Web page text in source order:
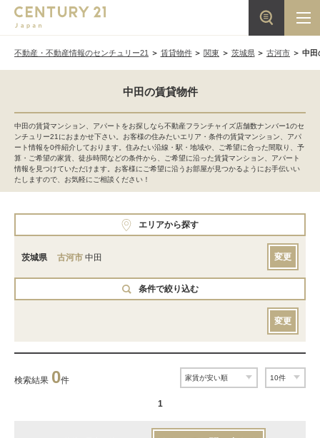
不動産・不動産情報のセンチュリー21 賃貸物件 関東 茨城県 古河市 中田
中田の賃貸物件
中田の賃貸マンション、アパートをお探しなら不動産フランチャイズ店舗数ナンバー1のセ
ンチュリー21におまかせ下さい。お客様の住みたいエリア・条件の賃貸マンション、アパ
ート情報を0件紹介しております。住みたい沿線・駅・地域や、ご希望に合った間取り、予
算・ご希望の家賃、徒歩時間などの条件から、ご希望に沿った賃貸マンション、アパート
情報を見つけていただけます。お客様にご希望に沿うお部屋が見つかるようにお手伝いい
たしますので、お気軽にご相談ください！
エリアから探す
茨城県 古河市 中田 変更
条件で絞り込む
変更
検索結果 0件
1